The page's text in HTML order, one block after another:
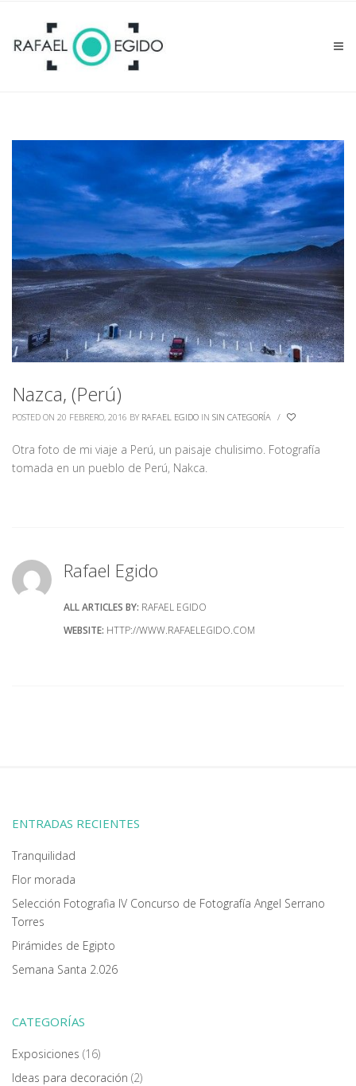
Nazca, (Perú)
POSTED ON 20 FEBRERO, 2016 BY RAFAEL EGIDO IN SIN CATEGORÍA /
Otra foto de mi viaje a Perú, un paisaje chulisimo. Fotografía
tomada en un pueblo de Perú, Nakca.
Rafael Egido
ALL ARTICLES BY: RAFAEL EGIDO
WEBSITE: HTTP://WWW.RAFAELEGIDO.COM
ENTRADAS RECIENTES
Tranquilidad
Flor morada
Selección Fotografia IV Concurso de Fotografía Angel Serrano
Torres
Pirámides de Egipto
Semana Santa 2.026
CATEGORÍAS
Exposiciones (16)
Ideas para decoración (2)